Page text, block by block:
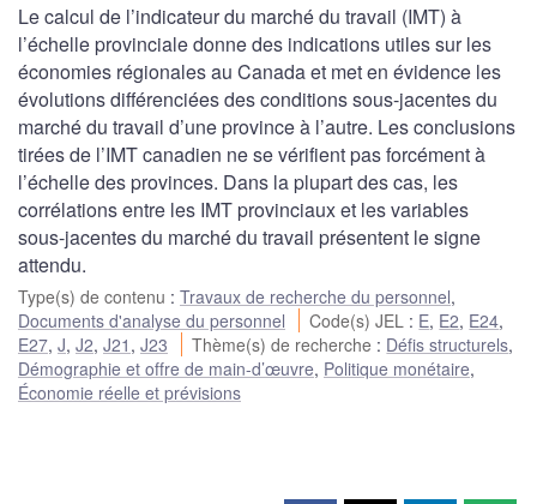
Le calcul de l’indicateur du marché du travail (IMT) à
l’échelle provinciale donne des indications utiles sur les
économies régionales au Canada et met en évidence les
évolutions différenciées des conditions sous-jacentes du
marché du travail d’une province à l’autre. Les conclusions
tirées de l’IMT canadien ne se vérifient pas forcément à
l’échelle des provinces. Dans la plupart des cas, les
corrélations entre les IMT provinciaux et les variables
sous-jacentes du marché du travail présentent le signe
attendu.
Type(s) de contenu : Travaux de recherche du personnel,
Documents d'analyse du personnel
Code(s) JEL : E, E2, E24,
E27, J, J2, J21 , J23 Thème(s) de recherche : Défis structurels,
Démographie et offre de main-d’œuvre, Politique monétaire,
Économie réelle et prévisions